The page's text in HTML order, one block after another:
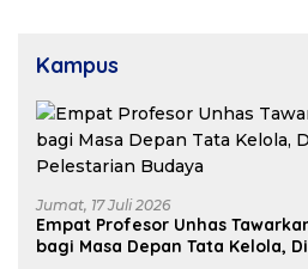
Kampus
Jumat, 17 Juli 2026
Empat Profesor Unhas
bagi Masa Depan Tata Kelola,